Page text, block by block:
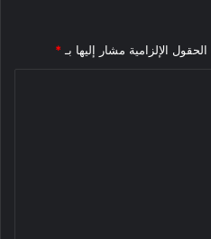
الحقول الإلزامية مشار إليها بـ *